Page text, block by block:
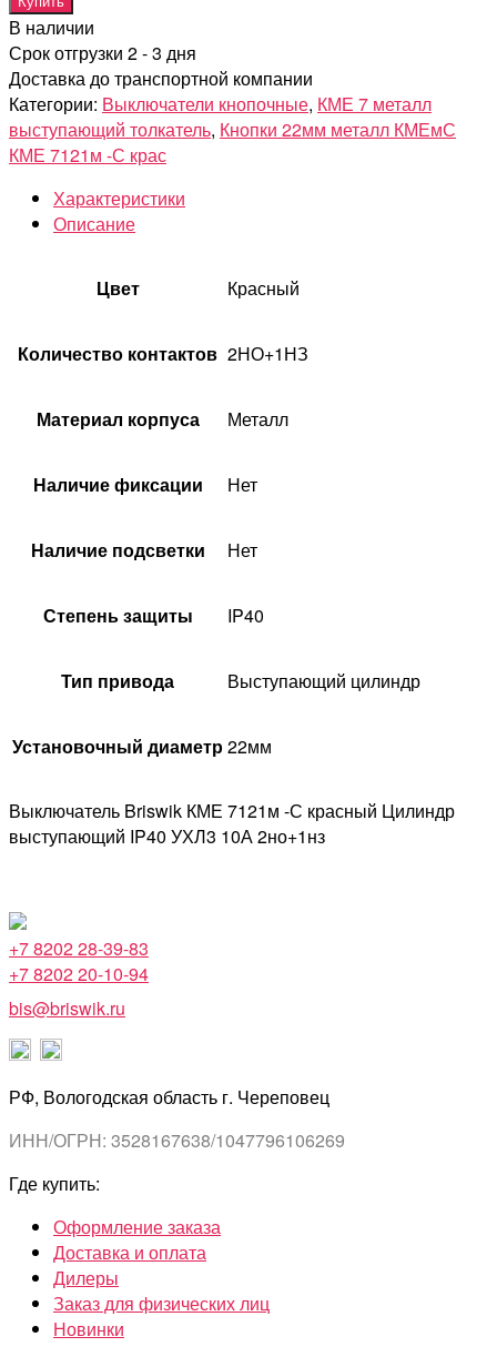
В наличии
Срок отгрузки 2 - 3 дня
Доставка до транспортной компании
Категории: Выключатели кнопочные, КМЕ 7 металл
выступающий толкатель, Кнопки 22мм металл КМЕмС
КМЕ 7121м -С крас
Характеристики
Описание
Цвет Красный
Количество контактов 2НО+1НЗ
Материал корпуса Металл
Наличие фиксации Нет
Наличие подсветки Нет
Степень защиты IP40
Тип привода Выступающий цилиндр
Установочный диаметр22мм
Выключатель Briswik КМЕ 7121м -С красный Цилиндр
выступающий IP40 УХЛ3 10А 2но+1нз
+7 8202 28-39-83
+7 8202 20-10-94
bis@briswik.ru
РФ, Вологодская область г. Череповец
ИНН/ОГРН: 3528167638/1047796106269
Где купить:
Оформление заказа
Доставка и оплата
Дилеры
Заказ для физических лиц
Новинки